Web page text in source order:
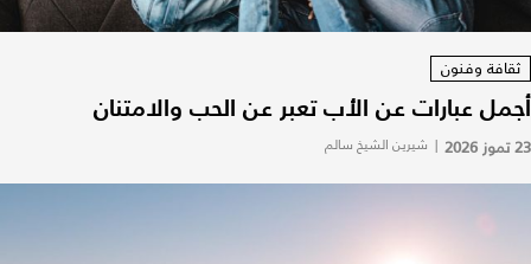
ثقافة وفنون
أجمل عبارات عن الأب تعبر عن الحب والامتنان
23 تموز 2026 | شيرين الشيخ سالم